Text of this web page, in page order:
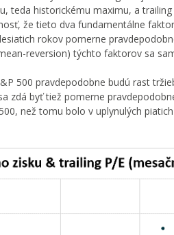
teda historickému maximu, a
že tieto dva fundamentálne
rokov pomerne
reversion) týchto faktorov sa
500 pravdepodobne budú rast
zdá byť tiež pomerne
než tomu bolo v uplynulých